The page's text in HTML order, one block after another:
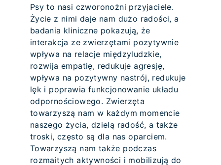
Psy to nasi czworonożni przyjaciele.
Życie z nimi daje nam dużo radości, a
badania kliniczne pokazują, że
interakcja ze zwierzętami pozytywnie
wpływa na relacje międzyludzkie,
rozwija empatię, redukuje agresję,
wpływa na pozytywny nastrój, redukuje
lęk i poprawia funkcjonowanie układu
odpornościowego. Zwierzęta
towarzyszą nam w każdym momencie
naszego życia, dzielą radość, a także
troski, często są dla nas oparciem.
Towarzyszą nam także podczas
rozmaitych aktywności i mobilizują do